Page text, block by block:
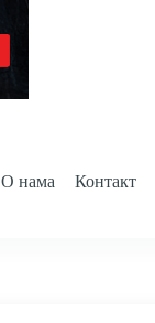
О нама Контакт